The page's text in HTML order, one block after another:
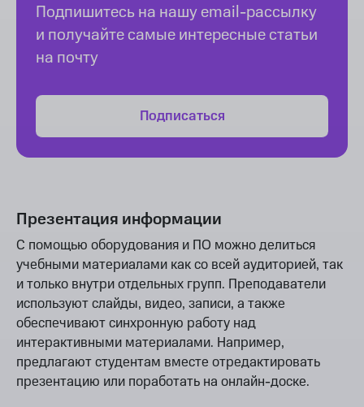
Подпишитесь на нашу email-рассылку
и получайте самые интересные статьи
на почту
Подписаться
Презентация информации
С помощью оборудования и ПО можно делиться
учебными материалами как со всей аудиторией, так
и только внутри отдельных групп. Преподаватели
используют слайды, видео, записи, а также
обеспечивают синхронную работу над
интерактивными материалами. Например,
предлагают студентам вместе отредактировать
презентацию или поработать на онлайн-доске.